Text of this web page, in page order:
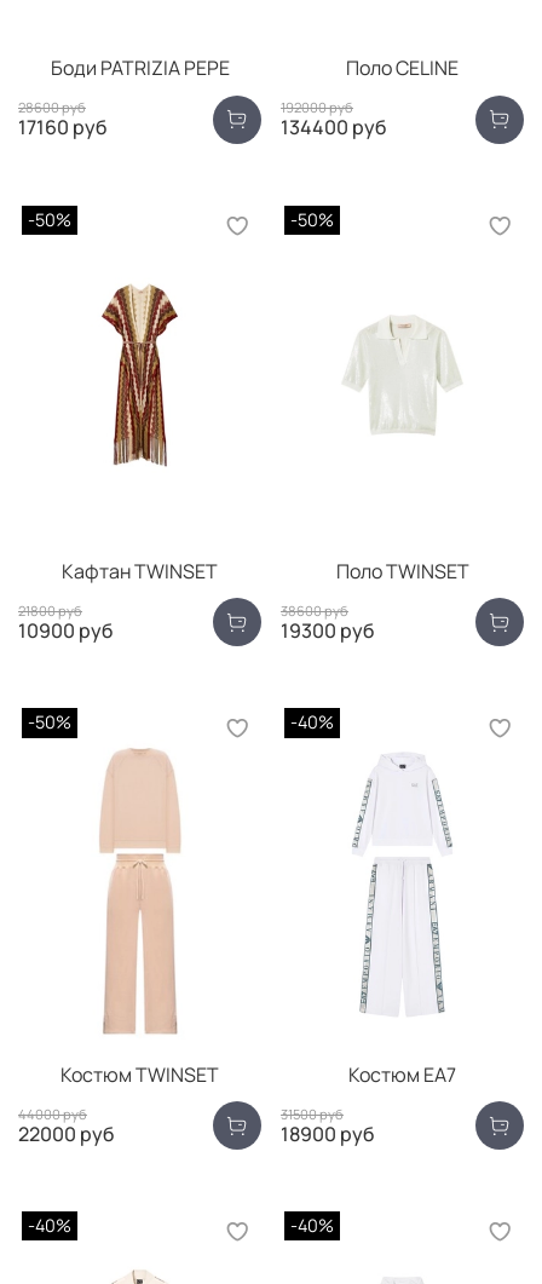
Боди PATRIZIA PEPE
28600 руб
17160 руб
Поло CELINE
192000 руб
134400 руб
-50%
Кафтан TWINSET
21800 руб
10900 руб
-50%
Поло TWINSET
38600 руб
19300 руб
-50%
Костюм TWINSET
44000 руб
22000 руб
-40%
Костюм EA7
31500 руб
18900 руб
-40% -40%